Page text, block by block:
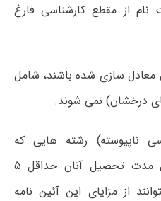
نام از مقطع کارشناسی فارغ
معادل سازی شده باشند، شامل
درخشان) نمی شوند.
ناپیوسته) رشته هایی که
براساس سرفصل مصوب طول مدت تحصیل آنان حداقل ۵
از مزایای این آئین نامه